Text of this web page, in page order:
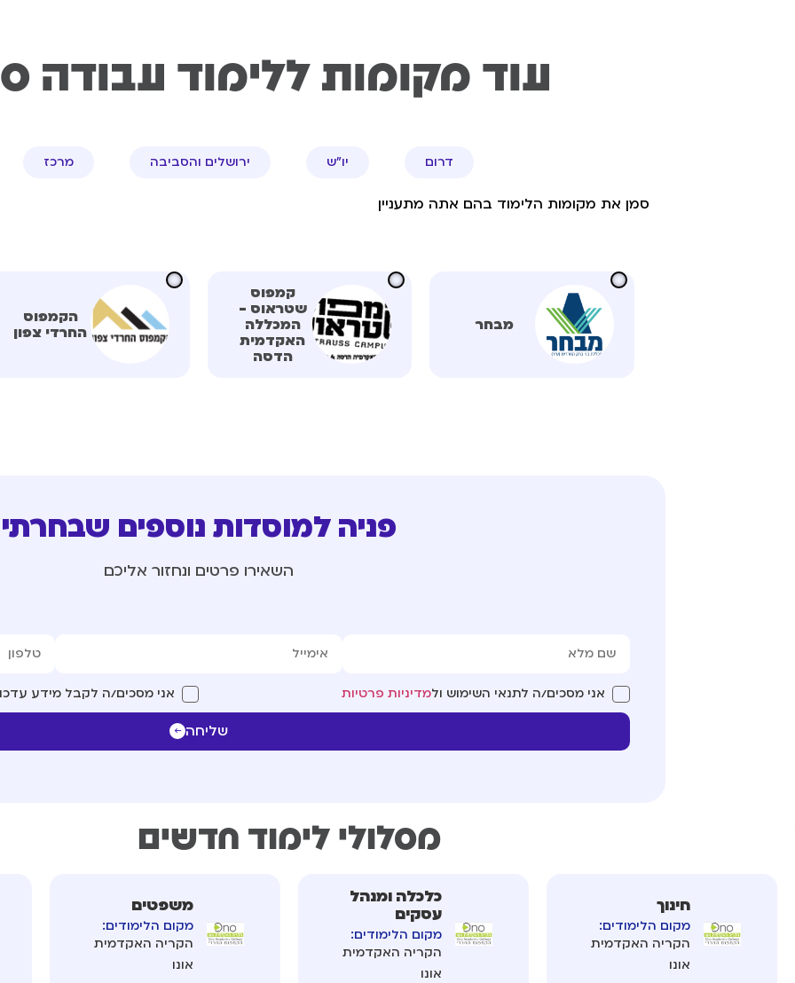
עוד מקומות ללימוד עבודה
דרום יו"ש ירושלים והסביבה מרכז
סמן את מקומות הלימוד בהם אתה מתעניין
מבחר
קמפוס
שטראוס -
המכללה
האקדמית
הדסה
הקמפוס
החרדי צפון
פניה למוסדות נוספים שבחרתי
השאירו פרטים ונחזור אליכם
אני מסכים/ה לתנאי השימוש ולמדיניות פרטיות אני מסכים/ה לקבל מידע
שליחה
מסלולי לימוד חדשים
חינוך
מקום הלימודים:
הקריה האקדמית
אונו
כלכלה ומנהל
עסקים
מקום הלימודים:
הקריה האקדמית
אונו
משפטים
מקום הלימודים:
הקריה האקדמית
אונו